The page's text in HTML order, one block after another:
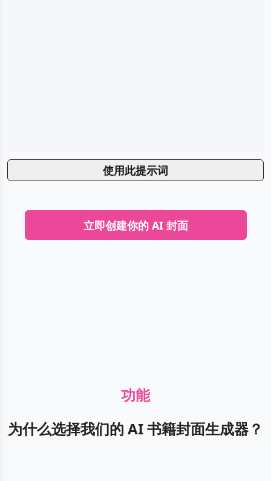
使用此提示词
立即创建你的 AI 封面
功能
为什么选择我们的 AI 书籍封面生成器？